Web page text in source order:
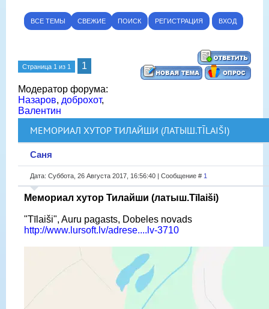
ВСЕ ТЕМЫ СВЕЖИЕ ПОИСК РЕГИСТРАЦИЯ ВХОД
Страница 1 из 1 1
Модератор форума:
Назаров, доброхот,
Валентин
МЕМОРИАЛ ХУТОР ТИЛАЙШИ (ЛАТЫШ.TĪLAIŠI)
Саня
Дата: Суббота, 26 Августа 2017, 16:56:40 | Сообщение # 1
Мемориал хутор Тилайши (латыш.Tīlaiši)
"Tīlaiši", Auru pagasts, Dobeles novads
http://www.lursoft.lv/adrese....lv-3710